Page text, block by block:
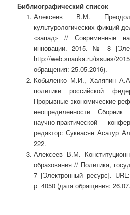
Библиографический список
Алексеев В.М.
культурологических фикций
«запад» // Современные
инновации. 2015. № 8
http://web.snauka.ru/
обращения: 25.05.2016).
Кобыленко М.И., Халяпин
политики российской
Прорывные экономические
неопределенности
научно-практической
редактор: Сукиасян Асатур
222.
Алексеев В.М.
образования // Политика,
7 [Электронный ресурс].
p=4050 (дата обращения: